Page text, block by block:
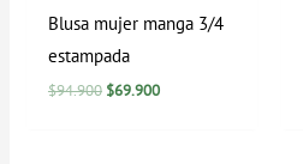
Blusa mujer manga 3/4
estampada
$94.900 $69.900